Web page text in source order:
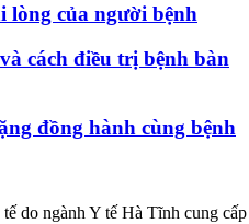
lòng của người bệnh
cách điều trị bệnh bàn
đồng hành cùng bệnh
do ngành Y tế Hà Tĩnh cung cấp